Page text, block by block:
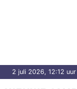
2 juli 2026, 12:12 uur